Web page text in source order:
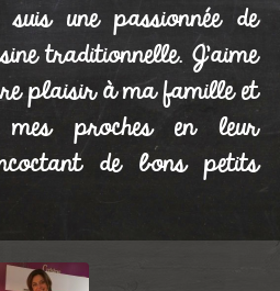
une passionnée de
traditionnelle. J'aime
plaisir à ma famille et
proches en leur
de bons petits